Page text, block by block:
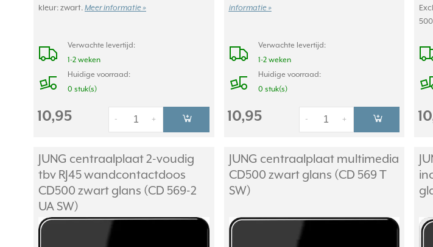
kleur: zwart. Meer informatie »
Verwachte levertijd:
1-2 weken
Huidige voorraad:
0 stuk(s)
10,95 +
-
informatie »
Verwachte levertijd:
1-2 weken
Huidige voorraad:
0 stuk(s)
10,95 +
-
JUNG centraalplaat 2-voudig
tbv RJ45 wandcontactdoos
CD500 zwart glans (CD 569-2
UA SW)
JUNG centraalplaat multimedia
CD500 zwart glans (CD 569 T
SW)